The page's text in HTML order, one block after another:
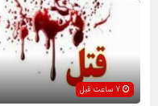
7 ساعت قبل